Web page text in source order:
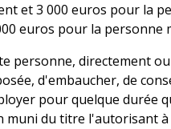
et 3 000 euros pour la
euros pour la personne
personne, directement
d'embaucher, de
pour quelque durée
muni du titre l'autorisant à